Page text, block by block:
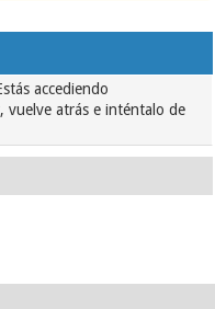
accediendo
vuelve atrás e inténtalo de